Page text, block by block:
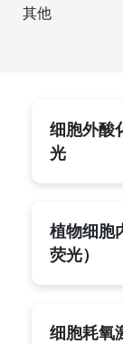
其他
细胞外酸
光
植物细胞
荧光）
细胞耗氧